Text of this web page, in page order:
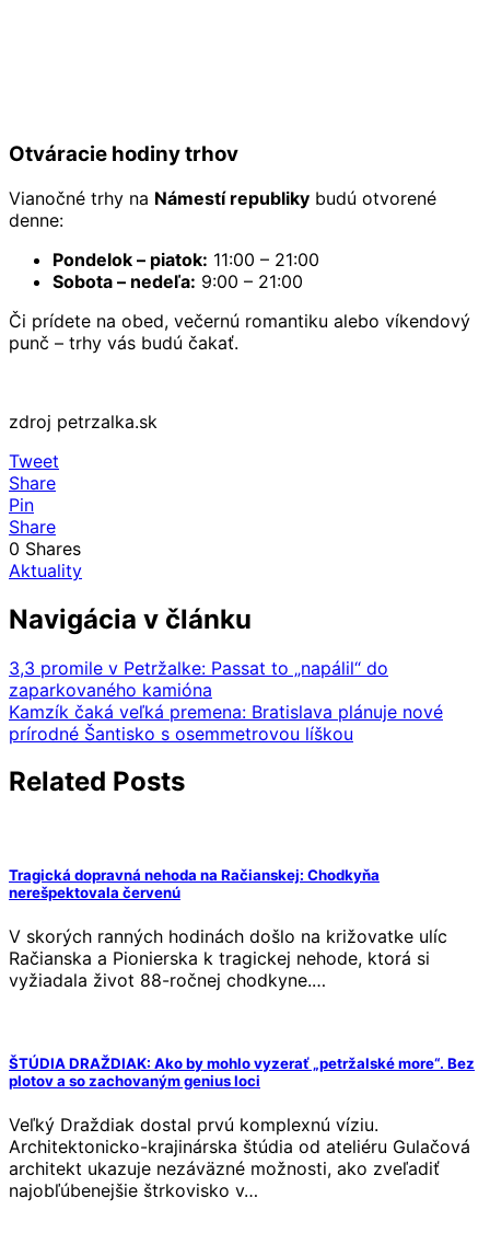
Otváracie hodiny trhov
Vianočné trhy na Námestí republiky budú otvorené
denne:
Pondelok – piatok: 11:00 – 21:00
Sobota – nedeľa: 9:00 – 21:00
Či prídete na obed, večernú romantiku alebo víkendový
punč – trhy vás budú čakať.
zdroj petrzalka.sk
Tweet
Share
Pin
Share
0 Shares
Aktuality
Navigácia v článku
3,3 promile v Petržalke: Passat to „napálil“ do
zaparkovaného kamióna
Kamzík čaká veľká premena: Bratislava plánuje nové
prírodné Šantisko s osemmetrovou líškou
Related Posts
Tragická dopravná nehoda na Račianskej: Chodkyňa
nerešpektovala červenú
V skorých ranných hodinách došlo na križovatke ulíc
Račianska a Pionierska k tragickej nehode, ktorá si
vyžiadala život 88-ročnej chodkyne.…
ŠTÚDIA DRAŽDIAK: Ako by mohlo vyzerať „petržalské more“. Bez
plotov a so zachovaným genius loci
Veľký Draždiak dostal prvú komplexnú víziu.
Architektonicko-krajinárska štúdia od ateliéru Gulačová
architekt ukazuje nezáväzné možnosti, ako zveľadiť
najobľúbenejšie štrkovisko v…